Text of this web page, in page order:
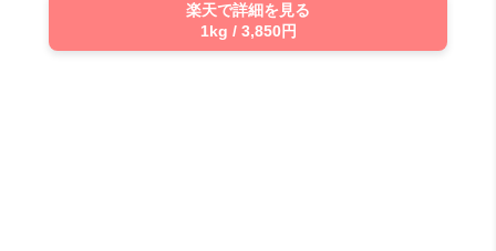
楽天で詳細を見る
1kg / 3,850円